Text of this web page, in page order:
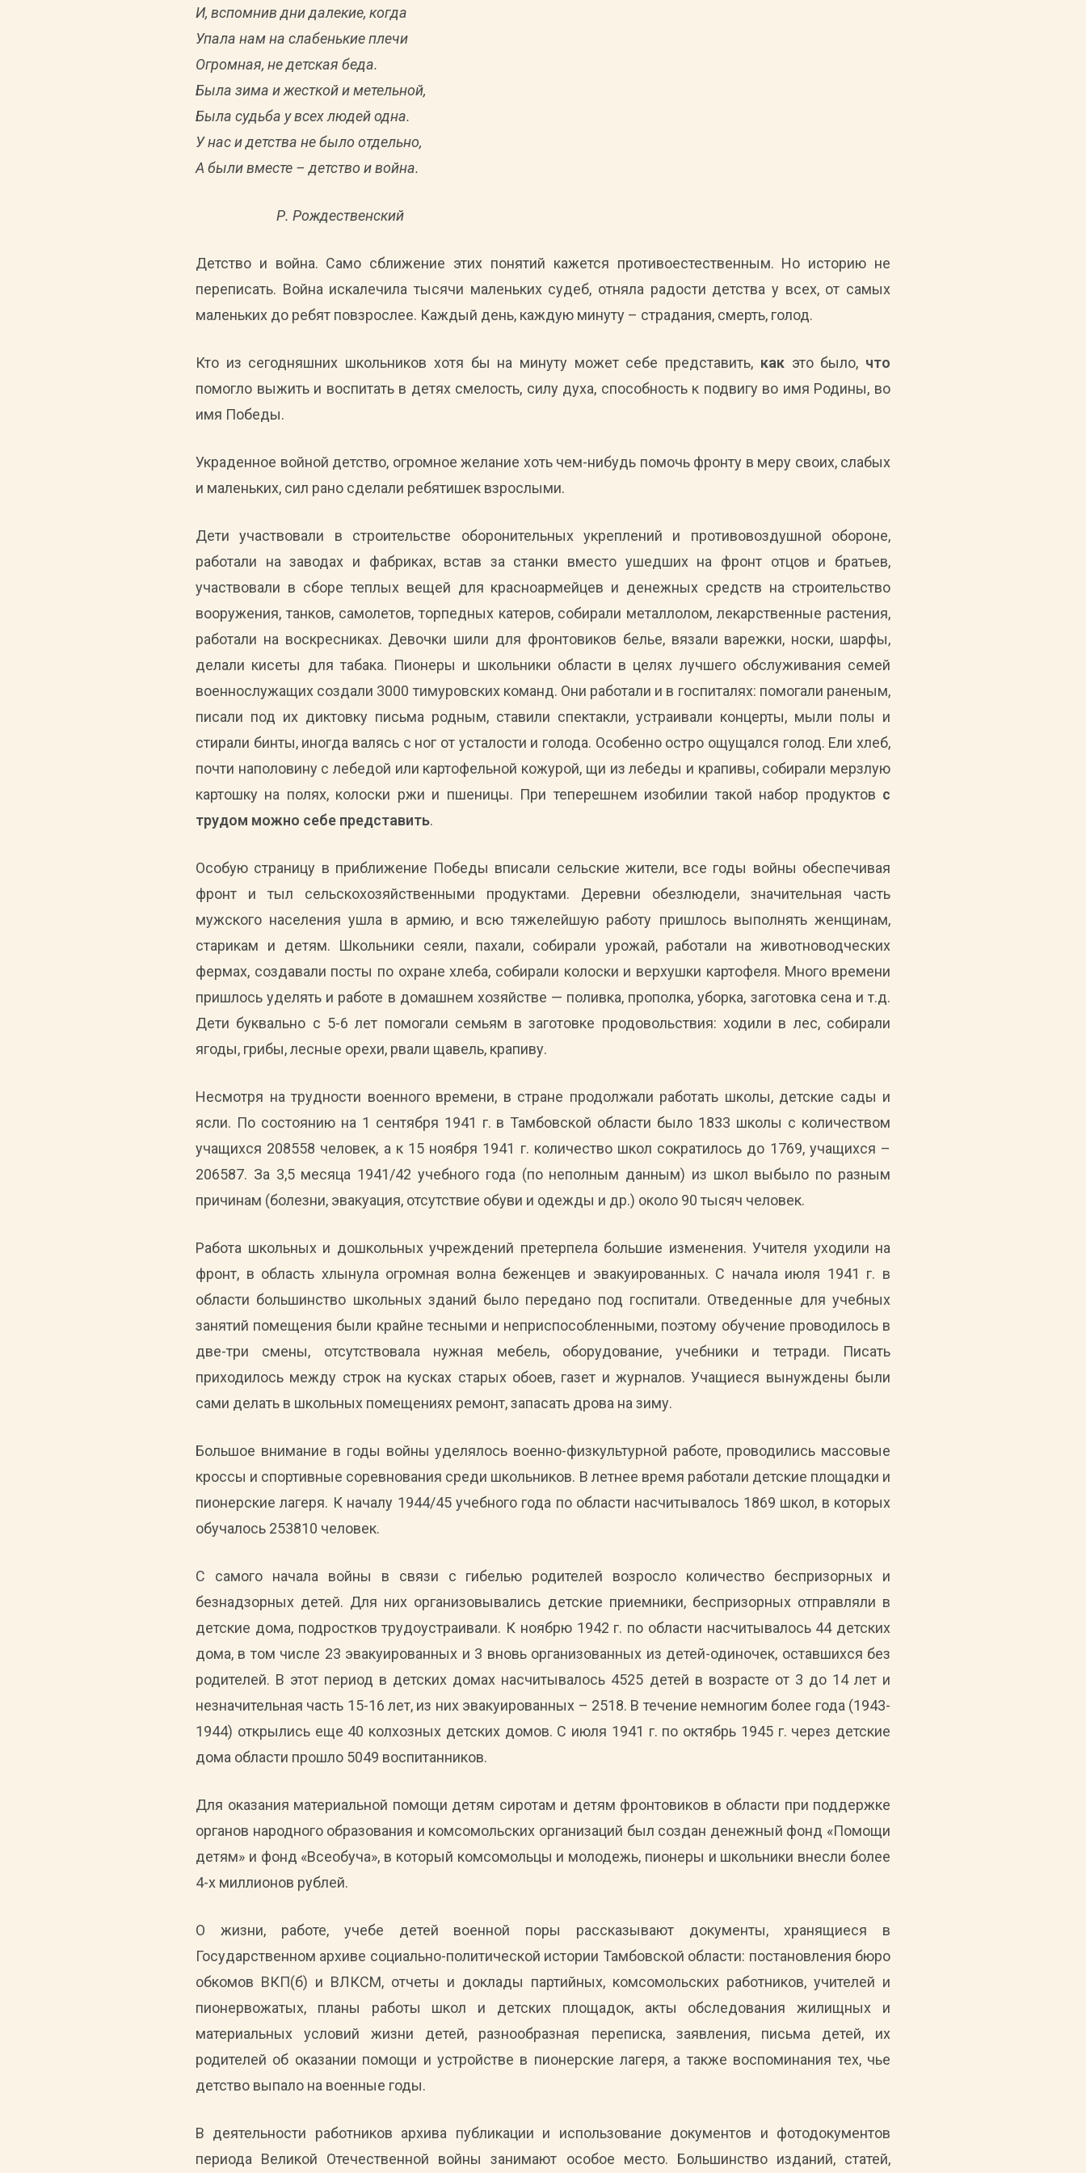
И, вспомнив дни далекие, когда
Упала нам на слабенькие плечи
Огромная, не детская беда.
Была зима и жесткой и метельной,
Была судьба у всех людей одна.
У нас и детства не было отдельно,
А были вместе – детство и война.
Р. Рождественский
Детство и война. Само сближение этих понятий кажется противоестественным. Но историю не
переписать. Война искалечила тысячи маленьких судеб, отняла радости детства у всех, от самых
маленьких до ребят повзрослее. Каждый день, каждую минуту – страдания, смерть, голод.
Кто из сегодняшних школьников хотя бы на минуту может себе представить, какэто было, что
помогло выжить и воспитать в детях смелость, силу духа, способность к подвигу во имя Родины, во
имя Победы.
Украденное войной детство, огромное желание хоть чем-нибудь помочь фронту в меру своих, слабых
и маленьких, сил рано сделали ребятишек взрослыми.
Дети участвовали в строительстве оборонительных укреплений и противовоздушной обороне,
работали на заводах и фабриках, встав за станки вместо ушедших на фронт отцов и братьев,
участвовали в сборе теплых вещей для красноармейцев и денежных средств на строительство
вооружения, танков, самолетов, торпедных катеров, собирали металлолом, лекарственные растения,
работали на воскресниках. Девочки шили для фронтовиков белье, вязали варежки, носки, шарфы,
делали кисеты для табака. Пионеры и школьники области в целях лучшего обслуживания семей
военнослужащих создали 3000 тимуровских команд. Они работали и в госпиталях: помогали раненым,
писали под их диктовку письма родным, ставили спектакли, устраивали концерты, мыли полы и
стирали бинты, иногда валясь с ног от усталости и голода. Особенно остро ощущался голод. Ели хлеб,
почти наполовину с лебедой или картофельной кожурой, щи из лебеды и крапивы, собирали мерзлую
картошку на полях, колоски ржи и пшеницы. При теперешнем изобилии такой набор продуктов с
трудом можно себе представить.
Особую страницу в приближение Победы вписали сельские жители, все годы войны обеспечивая
фронт и тыл сельскохозяйственными продуктами. Деревни обезлюдели, значительная часть
мужского населения ушла в армию, и всю тяжелейшую работу пришлось выполнять женщинам,
старикам и детям. Школьники сеяли, пахали, собирали урожай, работали на животноводческих
фермах, создавали посты по охране хлеба, собирали колоски и верхушки картофеля. Много времени
пришлось уделять и работе в домашнем хозяйстве — поливка, прополка, уборка, заготовка сена и т.д.
Дети буквально с 5-6 лет помогали семьям в заготовке продовольствия: ходили в лес, собирали
ягоды, грибы, лесные орехи, рвали щавель, крапиву.
Несмотря на трудности военного времени, в стране продолжали работать школы, детские сады и
ясли. По состоянию на 1 сентября 1941 г. в Тамбовской области было 1833 школы с количеством
учащихся 208558 человек, а к 15 ноября 1941 г. количество школ сократилось до 1769, учащихся –
206587. За 3,5 месяца 1941/42 учебного года (по неполным данным) из школ выбыло по разным
причинам (болезни, эвакуация, отсутствие обуви и одежды и др.) около 90 тысяч человек.
Работа школьных и дошкольных учреждений претерпела большие изменения. Учителя уходили на
фронт, в область хлынула огромная волна беженцев и эвакуированных. С начала июля 1941 г. в
области большинство школьных зданий было передано под госпитали. Отведенные для учебных
занятий помещения были крайне тесными и неприспособленными, поэтому обучение проводилось в
две-три смены, отсутствовала нужная мебель, оборудование, учебники и тетради. Писать
приходилось между строк на кусках старых обоев, газет и журналов. Учащиеся вынуждены были
сами делать в школьных помещениях ремонт, запасать дрова на зиму.
Большое внимание в годы войны уделялось военно-физкультурной работе, проводились массовые
кроссы и спортивные соревнования среди школьников. В летнее время работали детские площадки и
пионерские лагеря. К началу 1944/45 учебного года по области насчитывалось 1869 школ, в которых
обучалось 253810 человек.
С самого начала войны в связи с гибелью родителей возросло количество беспризорных и
безнадзорных детей. Для них организовывались детские приемники, беспризорных отправляли в
детские дома, подростков трудоустраивали. К ноябрю 1942 г. по области насчитывалось 44 детских
дома, в том числе 23 эвакуированных и 3 вновь организованных из детей-одиночек, оставшихся без
родителей. В этот период в детских домах насчитывалось 4525 детей в возрасте от 3 до 14 лет и
незначительная часть 15-16 лет, из них эвакуированных – 2518. В течение немногим более года (1943-
1944) открылись еще 40 колхозных детских домов. С июля 1941 г. по октябрь 1945 г. через детские
дома области прошло 5049 воспитанников.
Для оказания материальной помощи детям сиротам и детям фронтовиков в области при поддержке
органов народного образования и комсомольских организаций был создан денежный фонд «Помощи
детям» и фонд «Всеобуча», в который комсомольцы и молодежь, пионеры и школьники внесли более
4-х миллионов рублей.
О жизни, работе, учебе детей военной поры рассказывают документы, хранящиеся в
Государственном архиве социально-политической истории Тамбовской области: постановления бюро
обкомов ВКП(б) и ВЛКСМ, отчеты и доклады партийных, комсомольских работников, учителей и
пионервожатых, планы работы школ и детских площадок, акты обследования жилищных и
материальных условий жизни детей, разнообразная переписка, заявления, письма детей, их
родителей об оказании помощи и устройстве в пионерские лагеря, а также воспоминания тех, чье
детство выпало на военные годы.
В деятельности работников архива публикации и использование документов и фотодокументов
периода Великой Отечественной войны занимают особое место. Большинство изданий, статей,